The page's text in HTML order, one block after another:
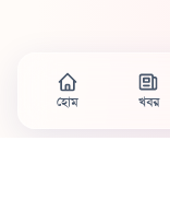
হোম খবর